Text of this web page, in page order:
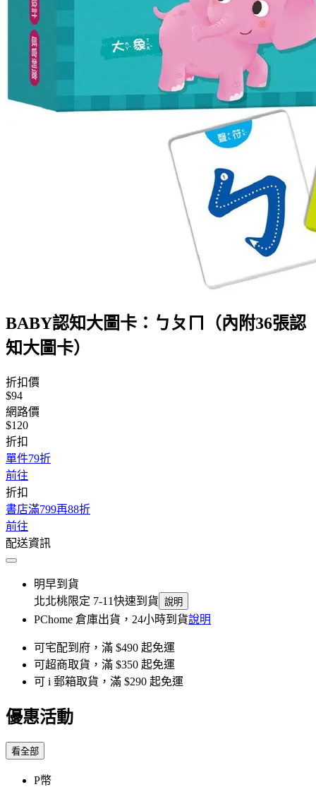
BABY認知大圖卡：ㄅㄆㄇ（內附36張認
知大圖卡）
折扣價
$94
網路價
$120
折扣
單件79折
前往
折扣
書店滿799再88折
前往
配送資訊
明早到貨
北北桃限定 7-11快速到貨 說明
PChome 倉庫出貨，24小時到貨說明
可宅配到府，滿 $490 起免運
可超商取貨，滿 $350 起免運
可 i 郵箱取貨，滿 $290 起免運
優惠活動
看全部
P幣